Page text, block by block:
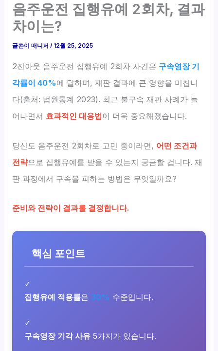
음주운전 집행유예 2회차, 결과
차이는?
글쓴이매니저/ 12월 25, 2025
2진아웃 음주운전 집행유예 2회차 사건은 구속영장 기
각률이 40%에 달하며, 재판 결과에 큰 영향을 미칩니
다(출처: 법원통계 2023). 최근 불구속 재판 사례가 늘
어나면서 효과적인 대응법이 더욱 중요해졌습니다.
당신도 음주운전 2회차로 고민 중이라면, 어떤 조건과
전략으로 집행유예를 받을 수 있는지 궁금할 겁니다. 재
판 과정에서 구속을 피하는 방법은 무엇일까요?
준비와 전략이 결과를 결정합니다.
핵심 포인트
✓
집행유예 적용률은 30% 수준입니다.
✓
구속영장 기각 사유 5가지가 있습니다.